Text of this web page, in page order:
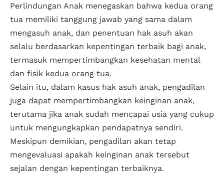
Perlindungan Anak menegaskan bahwa kedua orang
tua memiliki tanggung jawab yang sama dalam
mengasuh anak, dan penentuan hak asuh akan
selalu berdasarkan kepentingan terbaik bagi anak,
termasuk mempertimbangkan kesehatan mental
dan fisik kedua orang tua.
Selain itu, dalam kasus hak asuh anak, pengadilan
juga dapat mempertimbangkan keinginan anak,
terutama jika anak sudah mencapai usia yang cukup
untuk mengungkapkan pendapatnya sendiri.
Meskipun demikian, pengadilan akan tetap
mengevaluasi apakah keinginan anak tersebut
sejalan dengan kepentingan terbaiknya.